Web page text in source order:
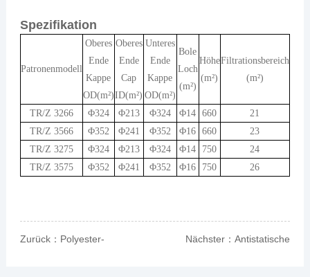
Spezifikation
Patronenmodell
Oberes
Ende
Kappe
OD(m²)
Oberes
Ende
Cap
ID(m²)
Unteres
Ende
Kappe
OD(m²)
Bole
Loch
(m²)
Höhe
(m²)
Filtrationsbereich
(m²)
TR/Z 3266 Φ324 Φ213 Φ324 Φ14 660
21
TR/Z 3566
Φ352 Φ241 Φ352 Φ16 660
23
TR/Z 3275
Φ324 Φ213 Φ324 Φ14 750
24
TR/Z 3575
Φ352 Φ241 Φ352 Φ16 750 26
Zurück： Polyester-
Nächster：Antistatische